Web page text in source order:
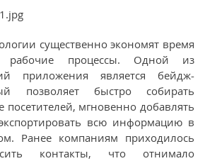
существенно экономят время
рабочие процессы. Одной из
приложения является бейдж-
позволяет быстро собирать
посетителей, мгновенно добавлять
всю информацию в
Ранее компаниям приходилось
контакты, что отнимало